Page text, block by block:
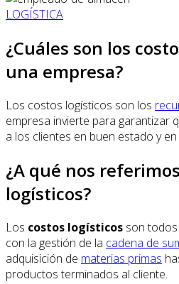
LOGÍSTICA
¿Cuáles son los
una empresa?
Los costos logísticos son los
empresa invierte para garantizar
a los clientes en buen estado y
¿A qué nos
logísticos?
Los costos logísticos son
con la gestión de la cadena de
adquisición de materias primas
productos terminados al cliente.